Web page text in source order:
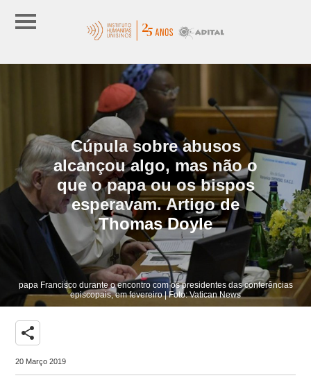
Cúpula sobre abusos
alcançou algo, mas não o
que o papa ou os bispos
esperavam. Artigo de
Thomas Doyle
papa Francisco durante o encontro com os presidentes das conferências
episcopais, em fevereiro | Foto: Vatican News
share
20 Março 2019